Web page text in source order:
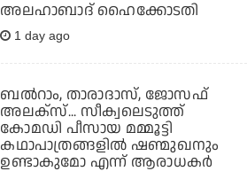
അലഹാബാദ് ഹൈക്കോടതി
1 day ago
ബല്‍റാം, താരാദാസ്, ജോസഫ്
അലക്‌സ്... സീക്വലെടുത്ത്
കോമഡി പീസായ മമ്മൂട്ടി
കഥാപാത്രങ്ങളില്‍ ഷണ്മുഖനും
ഉണ്ടാകുമോ എന്ന് ആരാധകര്‍